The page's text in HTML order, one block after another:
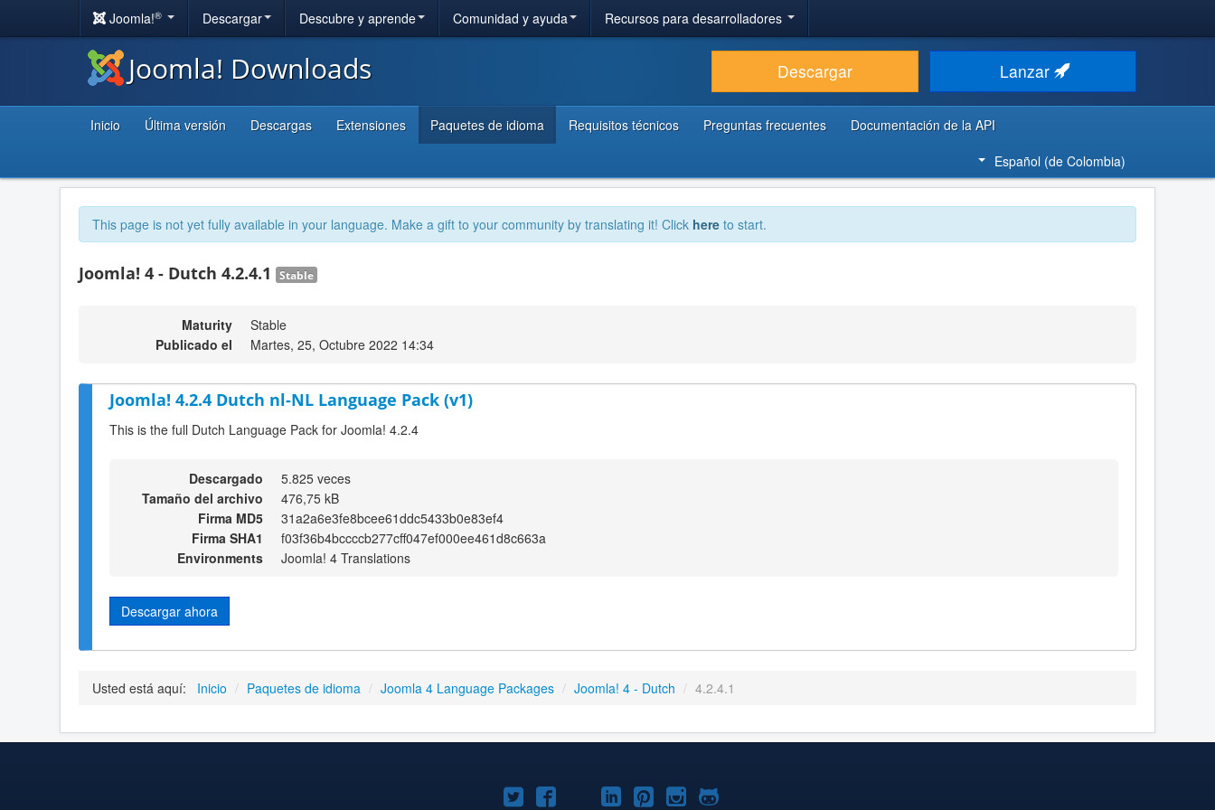
Joomla!® Descargar Descubre y aprende Comunidad y ayuda Recursos para desarrolladores
Joomla! Downloads Descargar Lanzar
Inicio Última versión Descargas Extensiones Paquetes de idioma Requisitos técnicos Preguntas frecuentes
Documentación de la API
Español (de Colombia)
This page is not yet fully available in your language. Make a gift to your community by translating it! Click here to start.
Joomla! 4 - Dutch 4.2.4.1 Stable
Maturity
Stable
Publicado el
Martes, 25, Octubre 2022 14:34
Joomla! 4.2.4 Dutch nl-NL Language Pack (v1)
This is the full Dutch Language Pack for Joomla! 4.2.4
Descargado
5.825 veces
Tamaño del archivo
476,75 kB
Firma MD5
31a2a6e3fe8bcee61ddc5433b0e83ef4
Firma SHA1
f03f36b4bccccb277cff047ef000ee461d8c663a
Environments
Joomla! 4 Translations
Descargar ahora
Usted está aquí: Inicio / Paquetes de idioma / Joomla 4 Language Packages / Joomla! 4 - Dutch / 4.2.4.1
Joomla!Joomla!Joomla!
Joomla!Joomla!
Joomla!Joomla!